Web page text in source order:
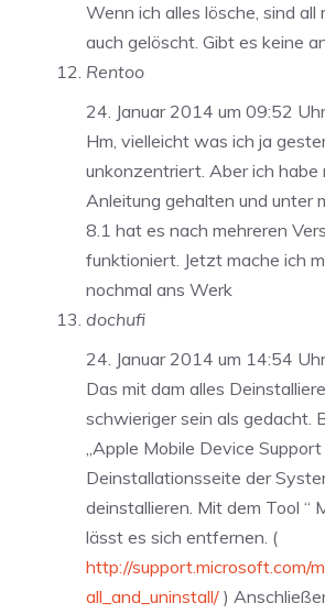
Wenn ich alles lösche, sind all
auch gelöscht. Gibt es keine
Rentoo
24. Januar 2014 um 09:52 Uhr
Hm, vielleicht was ich ja
unkonzentriert. Aber ich habe
Anleitung gehalten und unter
8.1 hat es nach mehreren
funktioniert. Jetzt mache ich
nochmal ans Werk
dochufi
24. Januar 2014 um 14:54 Uhr
Das mit dam alles
schwieriger sein als gedacht.
„Apple Mobile Device Support
Deinstallationsseite der
deinstallieren. Mit dem Tool “
lässt es sich entfernen. (
http://support.microsoft.com/
all_and_uninstall/ )